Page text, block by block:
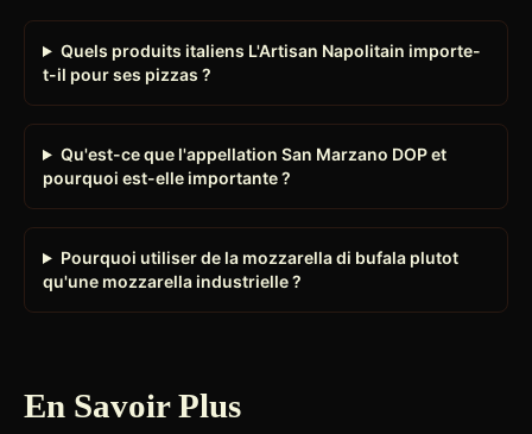
Quels produits italiens L'Artisan Napolitain importe-
t-il pour ses pizzas ?
Qu'est-ce que l'appellation San Marzano DOP et
pourquoi est-elle importante ?
Pourquoi utiliser de la mozzarella di bufala plutot
qu'une mozzarella industrielle ?
En Savoir Plus